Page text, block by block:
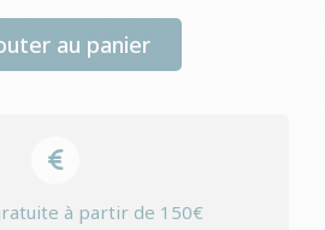
au panier
à partir de 150€